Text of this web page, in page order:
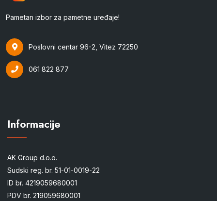
Pametan izbor za pametne uređaje!
Poslovni centar 96-2, Vitez 72250
061 822 877
Informacije
AK Group d.o.o.
Sudski reg. br. 51-01-0019-22
ID br. 4219059680001
PDV br. 219059680001